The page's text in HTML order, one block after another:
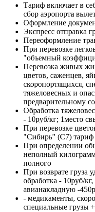
Тариф включает в
сбор аэропорта
Оформление
Экспресс отправка
Переоформление
При перевозке
"объемный
Перевозка живых
цветов, саженцев,
скоропортящихся,
тяжеловесных и
предварительному
Обработка
- 10руб/кг; 1место
При перевозке
"Сибирь" (С7) тариф
При определении
неполный
полного
При возврате груза
обработка - 10руб/
авианакладную -
- медикаменты,
специальные грузы